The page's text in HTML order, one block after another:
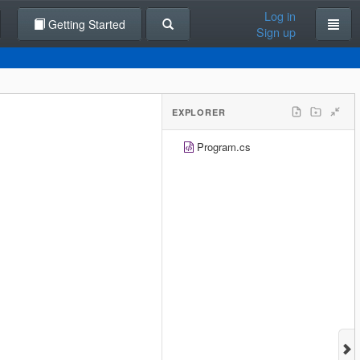
Getting Started
Log in
Sign up
EXPLORER
Program.cs